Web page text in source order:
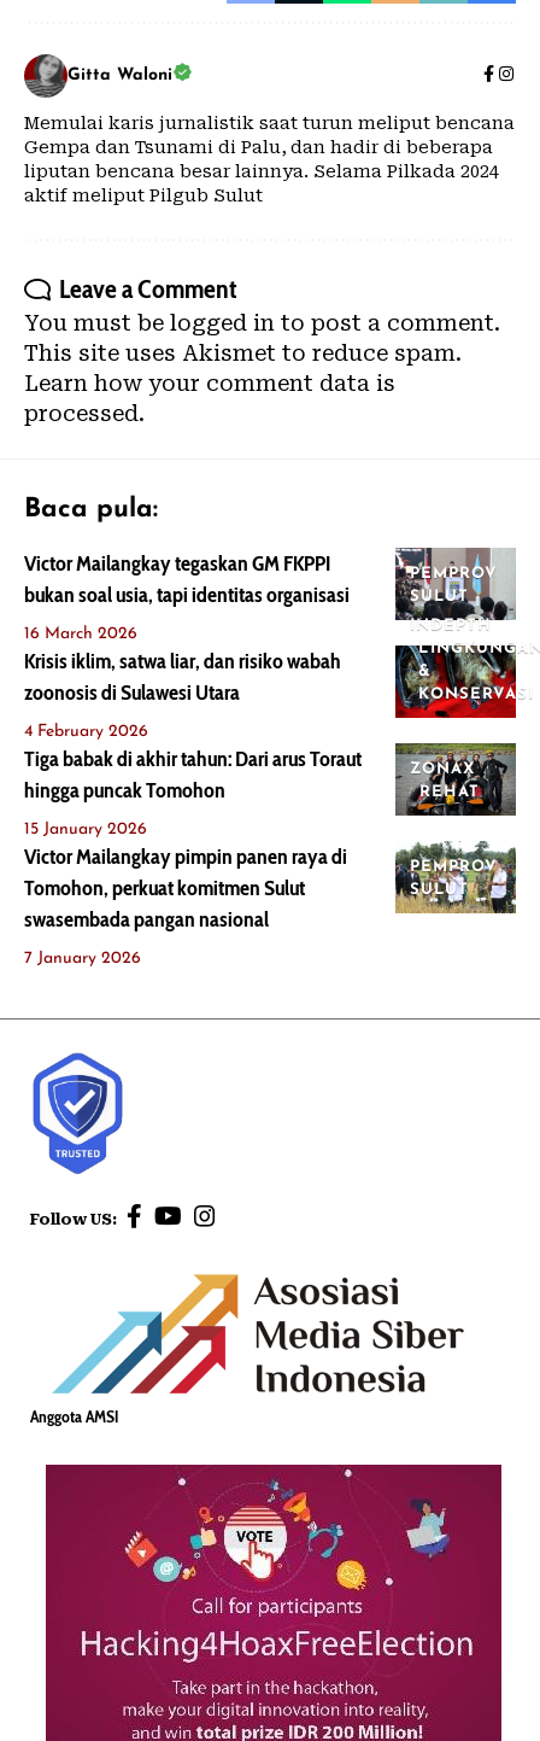
Gitta Waloni
Memulai karis jurnalistik saat turun meliput bencana
Gempa dan Tsunami di Palu, dan hadir di beberapa
liputan bencana besar lainnya. Selama Pilkada 2024
aktif meliput Pilgub Sulut
Leave a Comment
You must be logged in to post a comment.
This site uses Akismet to reduce spam.
Learn how your comment data is
processed.
Baca pula:
PEMPROV
SULUT
Victor Mailangkay tegaskan GM FKPPI
bukan soal usia, tapi identitas organisasi
16 March 2026
INDEPTH
&
KONSERVASI
Krisis iklim, satwa liar, dan risiko wabah
zoonosis di Sulawesi Utara
4 February 2026
ZONAX
REHAT
Tiga babak di akhir tahun: Dari arus Toraut
hingga puncak Tomohon
15 January 2026
PEMPROV
SULUT
Victor Mailangkay pimpin panen raya di
Tomohon, perkuat komitmen Sulut
swasembada pangan nasional
7 January 2026
Follow US:
Anggota AMSI